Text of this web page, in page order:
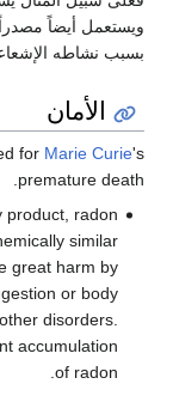
ويستعمل أيضاً
بسبب نشاطه
الأمان
for Marie Curie's
premature death.
product, radon
similar
great harm by
or body
disorders.
accumulation
of radon.